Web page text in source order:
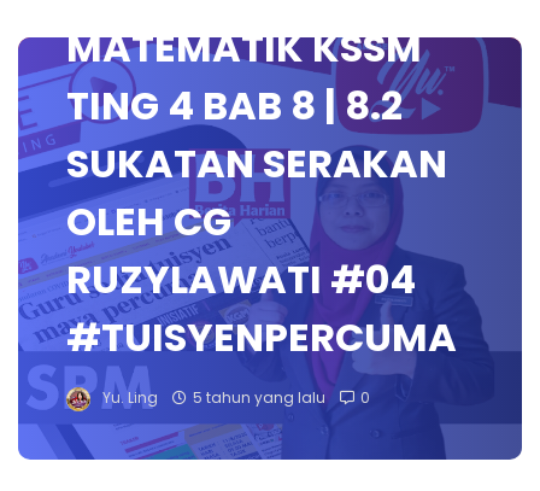
MATEMATIK KSSM
TING 4 BAB 8 | 8.2
SUKATAN SERAKAN
OLEH CG
RUZYLAWATI #04
#TUISYENPERCUMA
Yu. Ling 5 tahun yang lalu 0